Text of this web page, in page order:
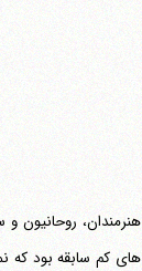
کم سابقه بود که